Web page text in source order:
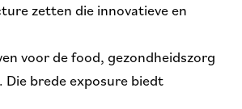
zetten die innovatieve en
voor de food, gezondheidszorg
Die brede exposure biedt